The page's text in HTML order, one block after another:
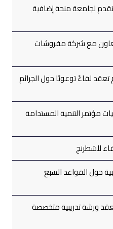
لجامعة منحة إضافية
مع شركة مفروشات
لقاءً توعويًا حول الجرائم
مؤتمر التنمية المستدامة
للشطرنج
حول القواعد السبع
ورشة تدريبية متخصصة